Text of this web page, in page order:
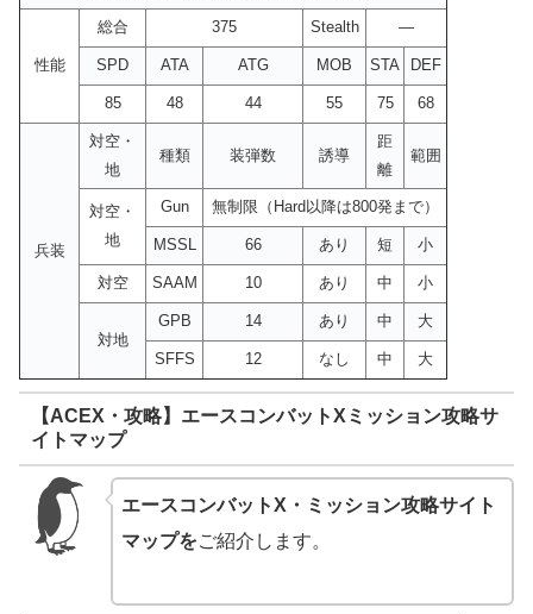
性能
総合 375 Stealth ―
SPD ATA ATG MOB STA DEF
85 48 44 55 75 68
兵装
対空・
地
種類 装弾数 誘導
距
離
範囲
対空・
地
Gun 無制限（Hard以降は800発まで）
MSSL 66 あり 短 小
対空 SAAM 10 あり 中 小
対地
GPB 14 あり 中 大
SFFS 12 なし 中 大
【ACEX・攻略】エースコンバットXミッション攻略サ
イトマップ
エースコンバットX・ミッション攻略サイト
マップをご紹介します。